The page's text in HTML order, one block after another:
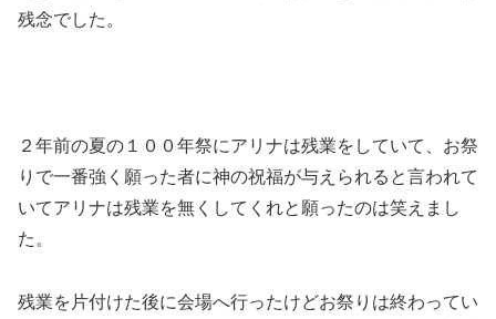
残念でした。
２年前の夏の１００年祭にアリナは残業をしていて、お祭
りで一番強く願った者に神の祝福が与えられると言われて
いてアリナは残業を無くしてくれと願ったのは笑えまし
た。
残業を片付けた後に会場へ行ったけどお祭りは終わってい